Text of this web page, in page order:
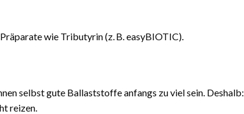
wie Tributyrin (z. B. easyBIOTIC).
selbst gute Ballaststoffe anfangs zu viel sein. Deshalb:
reizen.